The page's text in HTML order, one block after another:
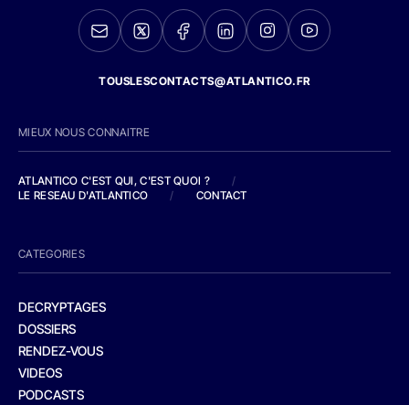
TOUSLESCONTACTS@ATLANTICO.FR
MIEUX NOUS CONNAITRE
ATLANTICO C'EST QUI, C'EST QUOI ?
/
LE RESEAU D'ATLANTICO
/ CONTACT
CATEGORIES
DECRYPTAGES
DOSSIERS
RENDEZ-VOUS
VIDEOS
PODCASTS